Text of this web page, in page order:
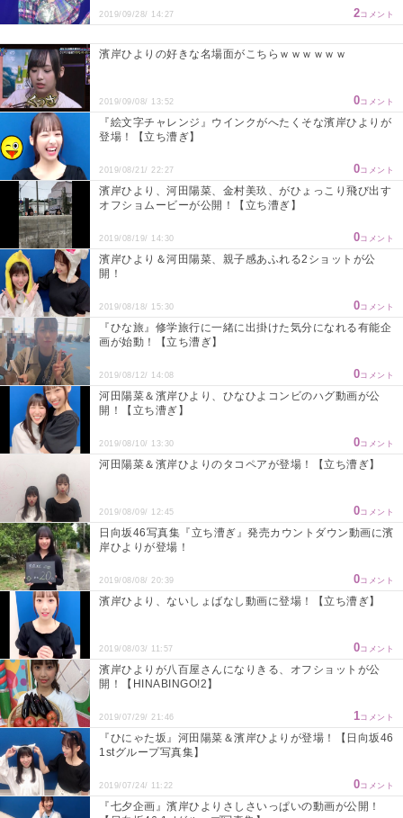
2019/09/28/ 14:27 2コメント
濱岸ひよりの好きな名場面がこちらｗｗｗｗｗｗ
2019/09/08/ 13:52 0コメント
『絵文字チャレンジ』ウインクがへたくそな濱岸ひよりが
登場！【立ち漕ぎ】
2019/08/21/ 22:27 0コメント
濱岸ひより、河田陽菜、金村美玖、がひょっこり飛び出す
オフショムービーが公開！【立ち漕ぎ】
2019/08/19/ 14:30 0コメント
濱岸ひより＆河田陽菜、親子感あふれる2ショットが公
開！
2019/08/18/ 15:30 0コメント
『ひな旅』修学旅行に一緒に出掛けた気分になれる有能企
画が始動！【立ち漕ぎ】
2019/08/12/ 14:08 0コメント
河田陽菜＆濱岸ひより、ひなひよコンビのハグ動画が公
開！【立ち漕ぎ】
2019/08/10/ 13:30 0コメント
河田陽菜＆濱岸ひよりのタコペアが登場！【立ち漕ぎ】
2019/08/09/ 12:45 0コメント
日向坂46写真集『立ち漕ぎ』発売カウントダウン動画に濱
岸ひよりが登場！
2019/08/08/ 20:39 0コメント
濱岸ひより、ないしょばなし動画に登場！【立ち漕ぎ】
2019/08/03/ 11:57 0コメント
濱岸ひよりが八百屋さんになりきる、オフショットが公
開！【HINABINGO!2】
2019/07/29/ 21:46 1コメント
『ひにゃた坂』河田陽菜＆濱岸ひよりが登場！【日向坂46
1stグループ写真集】
2019/07/24/ 11:22 0コメント
『七夕企画』濱岸ひよりさしさいっぱいの動画が公開！